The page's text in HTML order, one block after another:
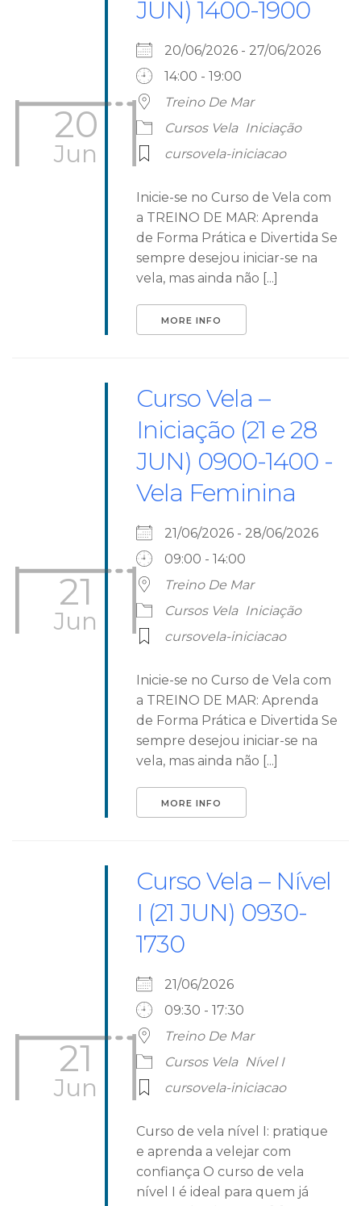
20
Jun
JUN) 1400-1900
20/06/2026 - 27/06/2026
14:00 - 19:00
Treino De Mar
Cursos Vela Iniciação
cursovela-iniciacao
Inicie-se no Curso de Vela com
a TREINO DE MAR: Aprenda
de Forma Prática e Divertida Se
sempre desejou iniciar-se na
vela, mas ainda não [...]
MORE INFO
21
Jun
Curso Vela –
Iniciação (21 e 28
JUN) 0900-1400 -
Vela Feminina
21/06/2026 - 28/06/2026
09:00 - 14:00
Treino De Mar
Cursos Vela Iniciação
cursovela-iniciacao
Inicie-se no Curso de Vela com
a TREINO DE MAR: Aprenda
de Forma Prática e Divertida Se
sempre desejou iniciar-se na
vela, mas ainda não [...]
MORE INFO
21
Jun
Curso Vela – Nível
I (21 JUN) 0930-
1730
21/06/2026
09:30 - 17:30
Treino De Mar
Cursos Vela Nível I
cursovela-iniciacao
Curso de vela nível I: pratique
e aprenda a velejar com
confiança O curso de vela
nível I é ideal para quem já